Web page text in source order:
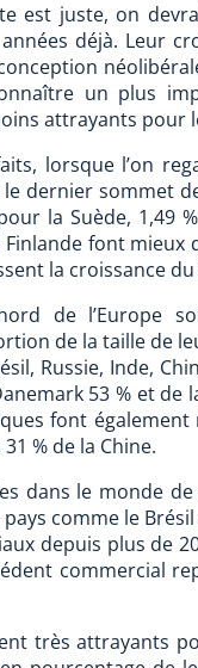
est juste, on
déjà. Leur
un plus
attrayants pour
lorsque l’on
dernier sommet
la Suède, 1,49
font mieux
la croissance du
de l’Europe
de la taille de
Russie, Inde,
53 % et de
font également
% de la Chine.
dans le monde
comme le
depuis plus de
commercial
très attrayants